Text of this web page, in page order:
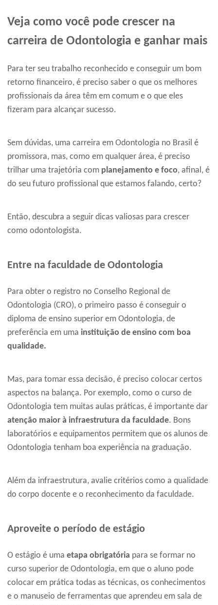
Veja como você pode crescer na
carreira de Odontologia e ganhar mais
Para ter seu trabalho reconhecido e conseguir um bom
retorno financeiro, é preciso saber o que os melhores
profissionais da área têm em comum e o que eles
fizeram para alcançar sucesso.
Sem dúvidas, uma carreira em Odontologia no Brasil é
promissora, mas, como em qualquer área, é preciso
trilhar uma trajetória com planejamento e foco, afinal, é
do seu futuro profissional que estamos falando, certo?
Então, descubra a seguir dicas valiosas para crescer
como odontologista.
Entre na faculdade de Odontologia
Para obter o registro no Conselho Regional de
Odontologia (CRO), o primeiro passo é conseguir o
diploma de ensino superior em Odontologia, de
preferência em uma instituição de ensino com boa
qualidade.
Mas, para tomar essa decisão, é preciso colocar certos
aspectos na balança. Por exemplo, como o curso de
Odontologia tem muitas aulas práticas, é importante dar
atenção maior à infraestrutura da faculdade. Bons
laboratórios e equipamentos permitem que os alunos de
Odontologia tenham boa experiência na graduação.
Além da infraestrutura, avalie critérios como a qualidade
do corpo docente e o reconhecimento da faculdade.
Aproveite o período de estágio
O estágio é uma etapa obrigatória para se formar no
curso superior de Odontologia, em que o aluno pode
colocar em prática todas as técnicas, os conhecimentos
e o manuseio de ferramentas que aprendeu em sala de